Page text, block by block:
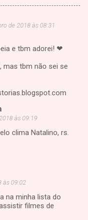
de 2018 às 08:31
e tbm adorei! ❤
mas tbm não sei se
às 09:19
clima Natalino, rs.
às 09:02
na minha lista do
filmes de